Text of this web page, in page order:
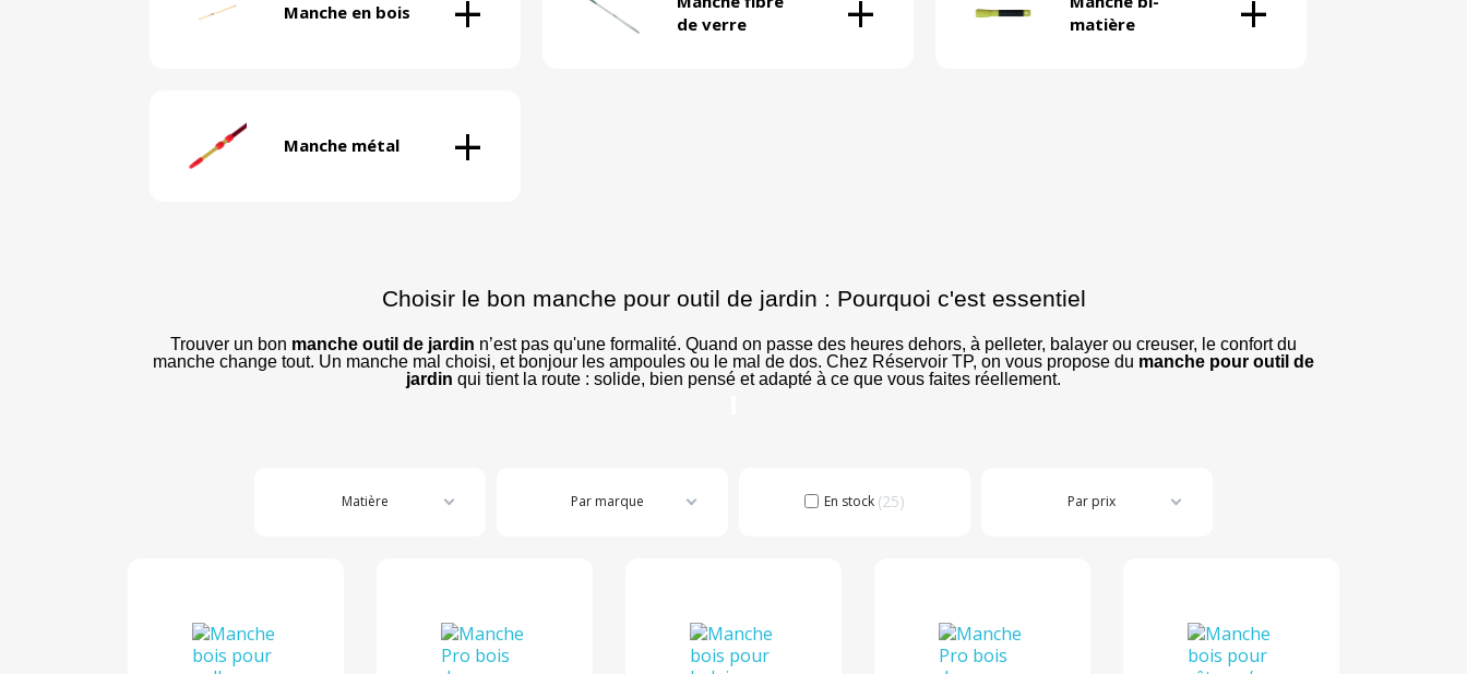
Manche en bois
de verre
matière
Manche métal +
Choisir le bon manche pour outil de jardin : Pourquoi c'est essentiel
Trouver un bon manche outil de jardin n’est pas qu'une formalité. Quand on passe des heures dehors, à pelleter, balayer ou creuser, le confort du
manche change tout. Un manche mal choisi, et bonjour les ampoules ou le mal de dos. Chez Réservoir TP, on vous propose du manche pour outil de
jardin qui tient la route : solide, bien pensé et adapté à ce que vous faites réellement.
Matière Par marque En stock 25 Par prix